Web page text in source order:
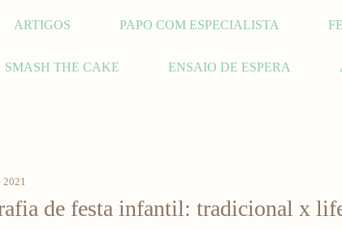
ARTIGOS PAPO COM ESPECIALISTA
SMASH THE CAKE ENSAIO DE ESPERA
2021
de festa infantil: tradicional x